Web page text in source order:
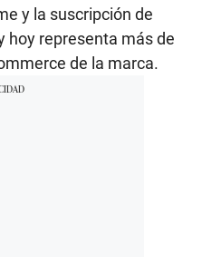
y la suscripción de
hoy representa más de
de la marca.